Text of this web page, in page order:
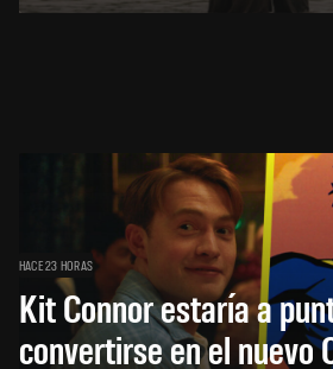
HACE 23 HORAS
Kit Connor estaría a
convertirse en el nuevo